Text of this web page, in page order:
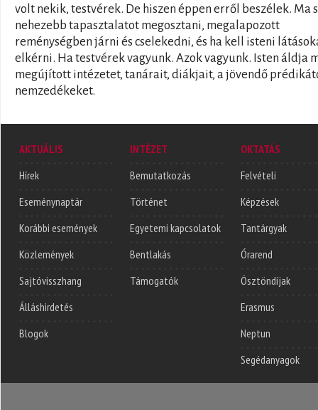
volt nekik, testvérek. De hiszen éppen erről beszélek. Ma
nehezebb tapasztalatot megosztani, megalapozott
reménységben járni és cselekedni, és ha kell isteni
elkérni. Ha testvérek vagyunk. Azok vagyunk. Isten áldja
megújított intézetet, tanárait, diákjait, a jövendő
nemzedékeket.
AKTUÁLIS
Hírek
Eseménynaptár
Korábbi események
Közlemények
Sajtóvisszhang
Álláshirdetés
Blogok
INTÉZET
Bemutatkozás
Történet
Egyetemi kapcsolatok
Bentlakás
Támogatók
OKTATÁS
Felvételi
Képzések
Tantárgyak
Órarend
Ösztöndíjak
Erasmus
Neptun
Segédanyagok